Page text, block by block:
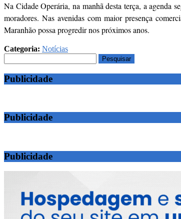
Na Cidade Operária, na manhã desta terça, a agenda
moradores. Nas avenidas com maior presença
Maranhão possa progredir nos próximos anos.
Categoria: Notícias
por:
Publicidade
Publicidade
Publicidade